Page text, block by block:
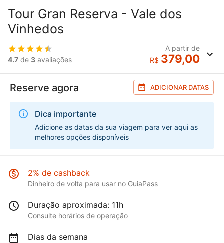
Tour Gran Reserva - Vale dos
Vinhedos
4.7 de 3 avaliações
A partir de
R$ 379,00
Reserve agora ADICIONAR DATAS
Dica importante
Adicione as datas da sua viagem para ver aqui as
melhores opções disponíveis
2% de cashback
Dinheiro de volta para usar no GuiaPass
Duração aproximada: 11h
Consulte horários de operação
Dias da semana